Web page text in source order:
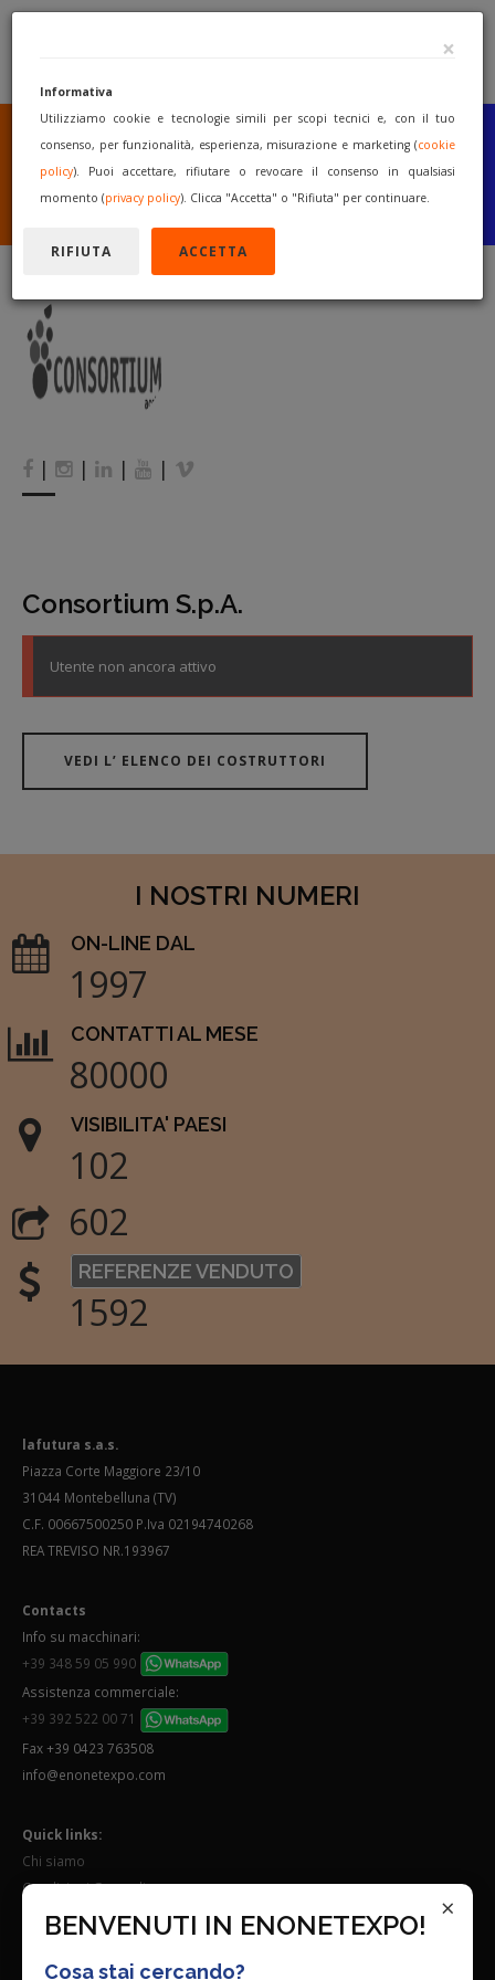
SEI UN COSTRUTTORE
O UN RIVENDITORE?
PUBBLICA GRATUITAMENTE
I TUOI MACCHINARI
INIZIA A VENDERE
| | | |
Consortium S.p.A.
Utente non ancora attivo
VEDI L’ ELENCO DEI COSTRUTTORI
×
BENVENUTI IN ENONETEXPO!
Cosa stai cercando?
×
Informativa
Utilizziamo cookie e tecnologie simili per scopi tecnici e, con il tuo
consenso, per funzionalità, esperienza, misurazione e marketing (cookie
policy). Puoi accettare, rifiutare o revocare il consenso in qualsiasi
momento (privacy policy). Clicca "Accetta" o "Rifiuta" per continuare.
RIFIUTA ACCETTA
I NOSTRI NUMERI
ON-LINE DAL
1997
CONTATTI AL MESE
80000
VISIBILITA' PAESI
102
602
REFERENZE VENDUTO
1592
lafutura s.a.s.
Piazza Corte Maggiore 23/10
31044 Montebelluna (TV)
C.F. 00667500250 P.Iva 02194740268
REA TREVISO NR.193967
Contacts
Info su macchinari:
+39 348 59 05 990
Assistenza commerciale:
+39 392 522 00 71
Fax +39 0423 763508
info@enonetexpo.com
Quick links:
Chi siamo
Condizioni Generali
Lavora con noi
Seguici su: